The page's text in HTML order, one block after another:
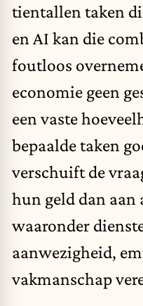
tientallen taken
en AI kan die
foutloos
economie geen
een vaste
bepaalde taken
verschuift de
hun geld dan aan
waaronder
aanwezigheid,
vakmanschap